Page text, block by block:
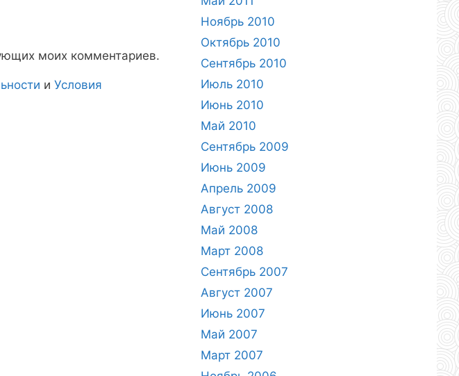
моих комментариев.
и Условия
Ноябрь 2010
Октябрь 2010
Сентябрь 2010
Июль 2010
Июнь 2010
Май 2010
Сентябрь 2009
Июнь 2009
Апрель 2009
Август 2008
Май 2008
Март 2008
Сентябрь 2007
Август 2007
Июнь 2007
Май 2007
Март 2007